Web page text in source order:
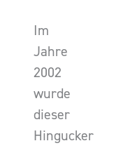
Im
Jahre
2002
wurde
dieser
Hingucker